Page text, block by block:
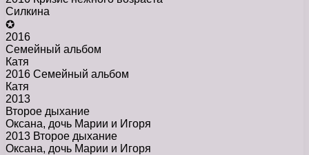
Силкина
✪
2016
Семейный альбом
Катя
2016 Семейный альбом
Катя
2013
Второе дыхание
Оксана, дочь Марии и Игоря
2013 Второе дыхание
Оксана, дочь Марии и Игоря